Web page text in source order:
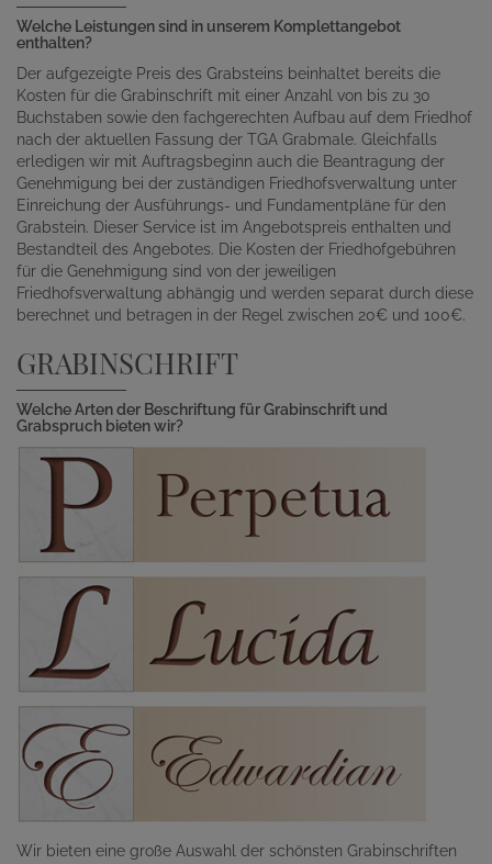
Welche Leistungen sind in unserem Komplettangebot
enthalten?
Der aufgezeigte Preis des Grabsteins beinhaltet bereits die
Kosten für die Grabinschrift mit einer Anzahl von bis zu 30
Buchstaben sowie den fachgerechten Aufbau auf dem Friedhof
nach der aktuellen Fassung der TGA Grabmale. Gleichfalls
erledigen wir mit Auftragsbeginn auch die Beantragung der
Genehmigung bei der zuständigen Friedhofsverwaltung unter
Einreichung der Ausführungs- und Fundamentpläne für den
Grabstein. Dieser Service ist im Angebotspreis enthalten und
Bestandteil des Angebotes. Die Kosten der Friedhofgebühren
für die Genehmigung sind von der jeweiligen
Friedhofsverwaltung abhängig und werden separat durch diese
berechnet und betragen in der Regel zwischen 20€ und 100€.
GRABINSCHRIFT
Welche Arten der Beschriftung für Grabinschrift und
Grabspruch bieten wir?
Wir bieten eine große Auswahl der schönsten Grabinschriften